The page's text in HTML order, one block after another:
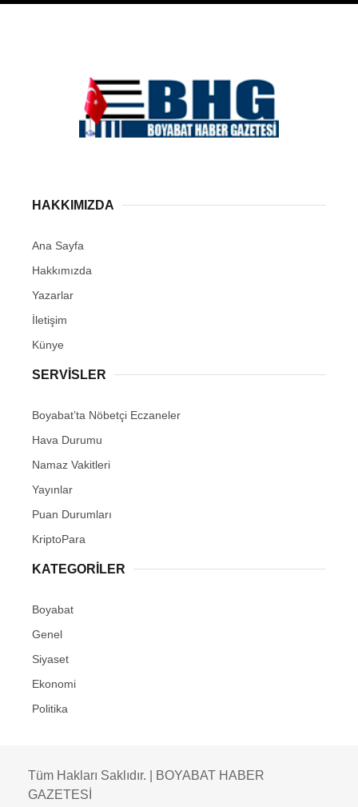
HAKKIMIZDA
Ana Sayfa
Hakkımızda
Yazarlar
İletişim
Künye
SERVISLER
Boyabat’ta Nöbetçi Eczaneler
Hava Durumu
Namaz Vakitleri
Yayınlar
Puan Durumları
KriptoPara
KATEGORILER
Boyabat
Genel
Siyaset
Ekonomi
Politika
Tüm Hakları Saklıdır. | BOYABAT HABER
GAZETESİ